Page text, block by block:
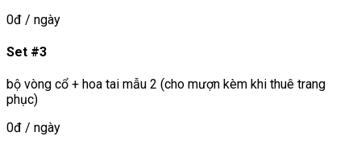
0đ / ngày
Set #3
bộ vòng cổ + hoa tai mẫu 2 (cho mượn kèm khi thuê trang
phục)
0đ / ngày